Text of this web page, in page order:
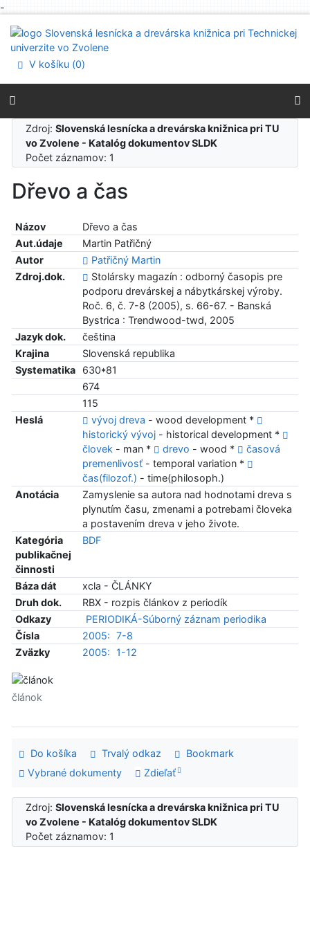
-
Prejsť na menu
Prehlásenie o webovej prístupnosti
V košíku (0)
Zdroj:Slovenská lesnícka a drevárska knižnica pri TU
vo Zvolene - Katalóg dokumentov SLDK
Počet záznamov: 1
Dřevo a čas
Názov
Dřevo a čas
Aut.údaje
Martin Patřičný
Autor
Patřičný Martin
Zdroj.dok.
Stolársky magazín : odborný časopis pre
podporu drevárskej a nábytkárskej výroby.
Roč. 6, č. 7-8 (2005), s. 66-67. - Banská
Bystrica : Trendwood-twd, 2005
Jazyk dok.
čeština
Krajina
Slovenská republika
Systematika
630*81
674
115
Heslá
vývoj dreva - wood development *
historický vývoj- historical development *
človek- man * drevo - wood *
časová
premenlivosť- temporal variation *
čas(filozof.) - time(philosoph.)
Anotácia
Zamyslenie sa autora nad hodnotami dreva s
plynutím času, zmenami a potrebami človeka
a postavením dreva v jeho živote.
Kategória
publikačnej
činnosti
BDF
Báza dát
xcla - ČLÁNKY
Druh dok.
RBX - rozpis článkov z periodík
Odkazy
PERIODIKÁ-Súborný záznam periodika
Čísla
2005: 7-8
Zväzky
2005: 1-12
článok
Do košíka Trvalý odkaz
Bookmark
Vybrané dokumenty
Zdieľať
Zdroj:Slovenská lesnícka a drevárska knižnica pri TU
vo Zvolene - Katalóg dokumentov SLDK
Počet záznamov: 1